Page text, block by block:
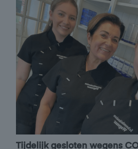
Tijdelijk gesloten wegens